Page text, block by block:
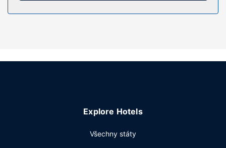
Vybavení nemovitosti
Explore Hotels
Všechny státy